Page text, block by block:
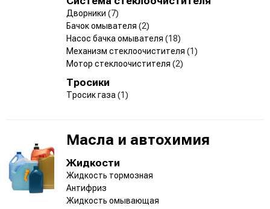
Дворники (7)
Бачок омывателя (2)
Насос бачка омывателя (18)
Механизм стеклоочистителя (1)
Мотор стеклоочистителя (2)
Тросики
Тросик газа (1)
Масла и автохимия
Жидкости
Жидкость тормозная
Антифриз
Жидкость омывающая